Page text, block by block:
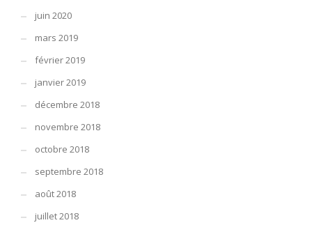
juin 2020
mars 2019
février 2019
janvier 2019
décembre 2018
novembre 2018
octobre 2018
septembre 2018
août 2018
juillet 2018